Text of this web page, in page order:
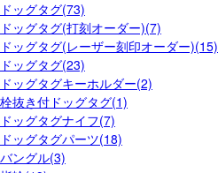
ドッグタグ(73)
ドッグタグ(打刻オーダー)(7)
ドッグタグ(レーザー刻印オーダー)(15)
ドッグタグ(23)
ドッグタグキーホルダー(2)
栓抜き付ドッグタグ(1)
ドッグタグナイフ(7)
ドッグタグパーツ(18)
バングル(3)